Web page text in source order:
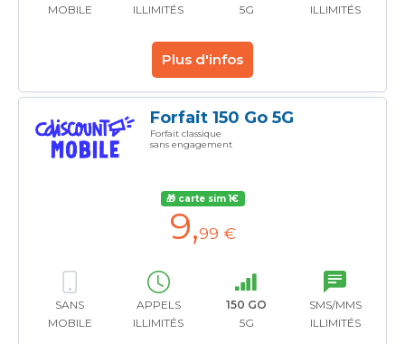
MOBILE
ILLIMITÉS
5G
ILLIMITÉS
Plus d'infos
Forfait 150 Go 5G
Forfait classique
sans engagement
🎁 carte sim 1€
9,99 €
SANS
MOBILE
APPELS
ILLIMITÉS
150 GO
5G
SMS/MMS
ILLIMITÉS